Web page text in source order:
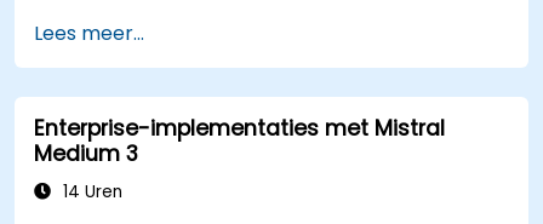
Lees meer...
Enterprise-implementaties met Mistral
Medium 3
14 Uren